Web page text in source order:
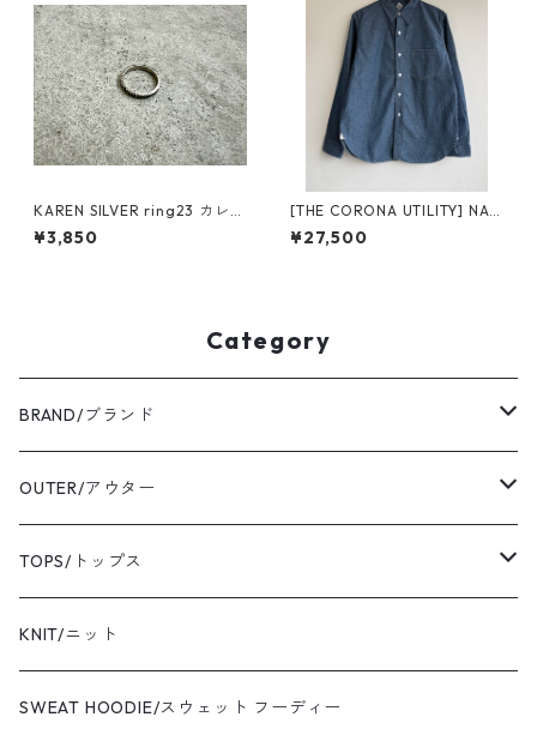
KAREN SILVER ring23 カレン
シルバー リング
¥3,850
[THE CORONA UTILITY] NAV
Y 1POCKET SHIRT cotton ch
ambray CS001-26-01 コロナ
¥27,500
Category
BRAND/ブランド
ordinary fits/オーディナリーフィッツ
sassafras/ササフラス
yonetomi/ヨネトミ
newbalance/ニューバランス
OUTER/アウター
coat/コート
blouson/ブルゾン
jacket/ジャケット
TOPS/トップス
shirt/シャツ
T-shirt/Tシャツ
KNIT/ニット
SWEAT HOODIE/スウェット フーディー